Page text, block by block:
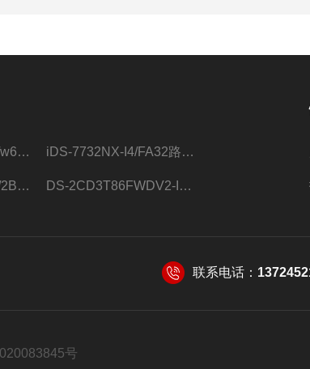
DS-2PT2D20IW-D3/w64路高清硬盘录像机 iDS-7732NX-I4/FA32路监控硬盘录像机
DS-1LPRVV-2C150/2B监控室外夜视高清电源线护套线200米/卷 DS-2CD3T86FWDV2-I8S4g监控摄像头
联系电话：
号